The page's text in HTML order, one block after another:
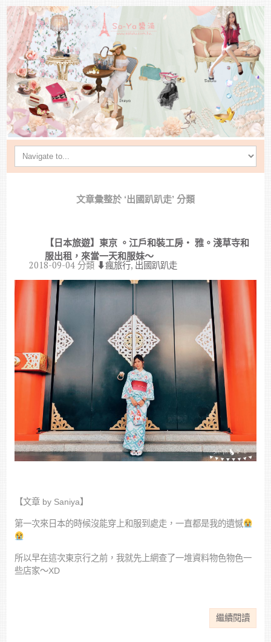
文章彙整於 ‘出國趴趴走’ 分類
【日本旅遊】東京 。江戶和裝工房・ 雅。淺草寺和
服出租，來當一天和服妹～
2018-09-04 分類 ⬇︎瘋旅行, 出國趴趴走
【文章 by Saniya】
第一次來日本的時候沒能穿上和服到處走，一直都是我的遺憾
所以早在這次東京行之前，我就先上網查了一堆資料物色物色一
些店家～XD
繼續閱讀